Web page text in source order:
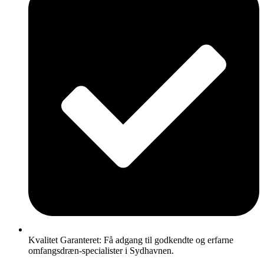
Kvalitet Garanteret: Få adgang til godkendte og erfarne
omfangsdræn-specialister i Sydhavnen.